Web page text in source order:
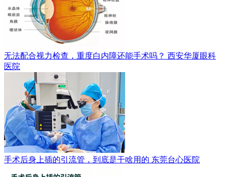
无法配合视力检查，重度白内障还能手术吗？ 西安华厦眼科
医院
手术后身上插的引流管，到底是干啥用的 东莞台心医院